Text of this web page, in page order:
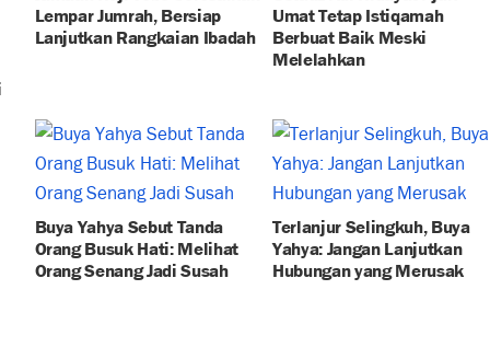
Lempar Jumrah, Bersiap
Lanjutkan Rangkaian Ibadah
Umat Tetap Istiqamah
Berbuat Baik Meski
Melelahkan
Buya Yahya Sebut Tanda
Orang Busuk Hati: Melihat
Orang Senang Jadi Susah
Terlanjur Selingkuh, Buya
Yahya: Jangan Lanjutkan
Hubungan yang Merusak